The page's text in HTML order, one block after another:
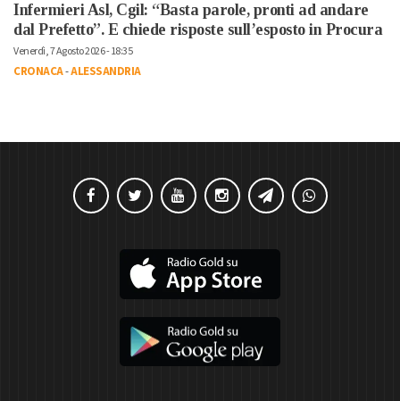
Infermieri Asl, Cgil: “Basta parole, pronti ad andare
dal Prefetto”. E chiede risposte sull’esposto in Procura
Venerdì, 7 Agosto 2026 - 18:35
CRONACA-ALESSANDRIA